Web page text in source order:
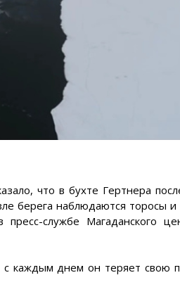
что в бухте Гертнера
берега наблюдаются торосы
службе Магаданского
каждым днем он теряет свою